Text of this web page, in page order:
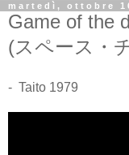
martedì, ottobre
Game of the
(スペース・
- Taito 1979